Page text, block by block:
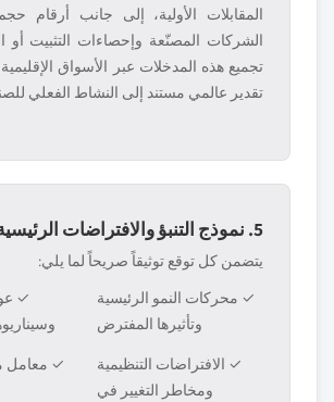
المقابلات الأولية، إلى جانب أرقام
الشركات المصنّعة وإحصاءات التثبيت أو
تجميع هذه المدخلات عبر الأسواق
تقدير عالمي مستند إلى النشاط الفعلي
5. نموذج التنبؤ والافتراضات الرئيسية
يتضمن كل توقع توثيقاً صريحاً لما يلي:
✓ محركات النمو الرئيسية
وتأثيرها المفترض
✓
✓ الافتراضات التنظيمية
ومخاطر التغيير في
✓ معامل